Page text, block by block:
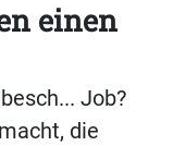
einen
Job?
die